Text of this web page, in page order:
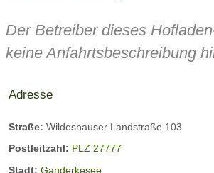
Der Betreiber dieses
keine Anfahrtsbeschreibung
Adresse
Straße: Wildeshauser Landstraße 103
Postleitzahl: PLZ 27777
Stadt: Ganderkesee